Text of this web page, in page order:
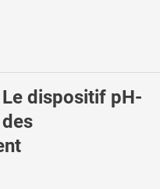
Le dispositif pH-